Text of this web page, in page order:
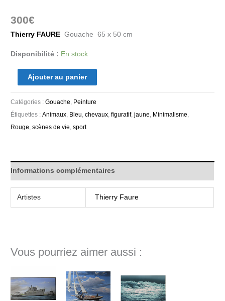
300€
Thierry FAURE Gouache 65 x 50 cm
Disponibilité : En stock
Ajouter au panier
Catégories :Gouache Peinture
Étiquettes :Animaux Bleu ,chevaux ,figuratif,jaune Minimalisme
Rouge ,scènes de vie ,sport
Informations complémentaires
Artistes Thierry Faure
Vous pourriez aimer aussi :